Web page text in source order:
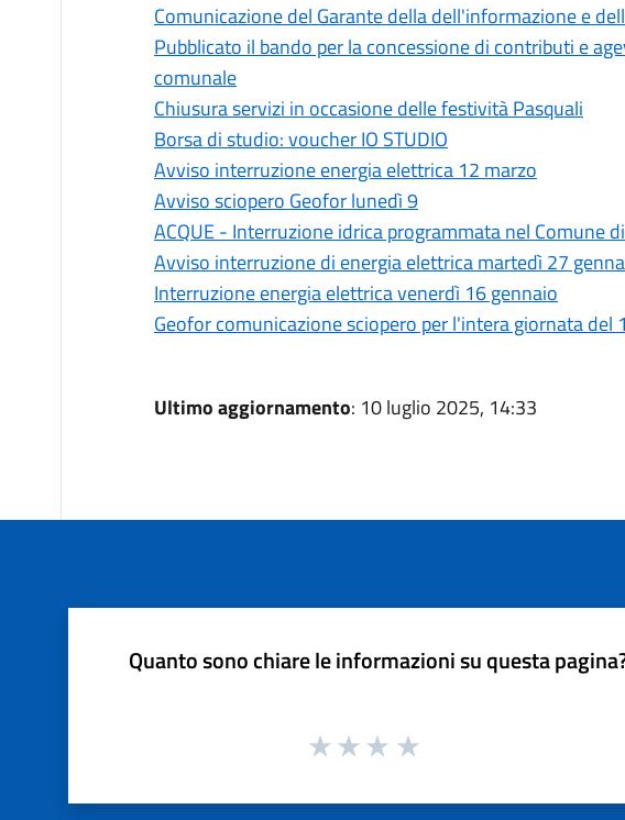
Comunicazione del Garante della dell'informazione e
Pubblicato il bando per la concessione di contributi e
comunale
Chiusura servizi in occasione delle festività Pasquali
Borsa di studio: voucher IO STUDIO
Avviso interruzione energia elettrica 12 marzo
Avviso sciopero Geofor lunedì 9
ACQUE - Interruzione idrica programmata nel Comune
Avviso interruzione di energia elettrica martedì 27
Interruzione energia elettrica venerdì 16 gennaio
Geofor comunicazione sciopero per l'intera giornata del
Ultimo aggiornamento: 10 luglio 2025, 14:33
Quanto sono chiare le informazioni su questa